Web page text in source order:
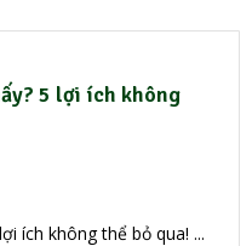
5 lợi ích không
ích không thể bỏ qua! ...